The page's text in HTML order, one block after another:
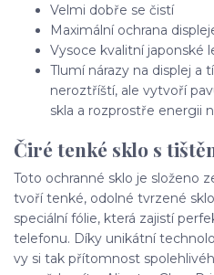
Velmi dobře se čistí
Maximální ochrana
Vysoce kvalitní japonské
Tlumí nárazy na displej a
neroztříští, ale vytvoří
skla a rozprostře energii
Čiré tenké sklo s
Toto ochranné sklo je složeno
tvoří tenké, odolné tvrzené
speciální fólie, která zajistí
telefonu. Díky unikátní
vy si tak přítomnost